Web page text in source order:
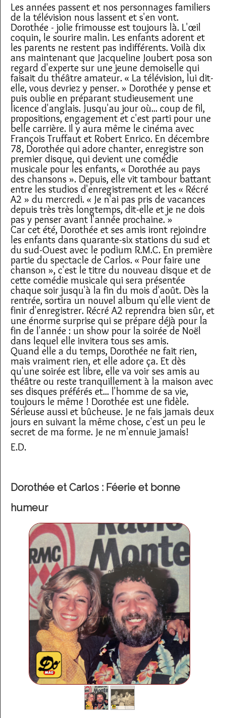
Les années passent et nos personnages familiers
de la télévision nous lassent et s'en vont.
Dorothée - jolie frimousse est toujours là. L'œil
coquin, le sourire malin. Les enfants adorent et
les parents ne restent pas indifférents. Voilà dix
ans maintenant que Jacqueline Joubert posa son
regard d'experte sur une jeune demoiselle qui
faisait du théâtre amateur. « La télévision, lui dit-
elle, vous devriez y penser. » Dorothée y pense et
puis oublie en préparant studieusement une
licence d'anglais. Jusqu'au jour où... coup de fil,
propositions, engagement et c'est parti pour une
belle carrière. Il y aura même le cinéma avec
François Truffaut et Robert Enrico. En décembre
78, Dorothée qui adore chanter, enregistre son
premier disque, qui devient une comédie
musicale pour les enfants, « Dorothée au pays
des chansons ». Depuis, elle vit tambour battant
entre les studios d'enregistrement et les « Récré
A2 » du mercredi. « Je n'ai pas pris de vacances
depuis très très longtemps, dit-elle et je ne dois
pas y penser avant l'année prochaine. »
Car cet été, Dorothée et ses amis iront rejoindre
les enfants dans quarante-six stations du sud et
du sud-Ouest avec le podium R.M.C. En première
partie du spectacle de Carlos. « Pour faire une
chanson », c'est le titre du nouveau disque et de
cette comédie musicale qui sera présentée
chaque soir jusqu'à la fin du mois d'août. Dès la
rentrée, sortira un nouvel album qu'elle vient de
finir d'enregistrer. Récré A2 reprendra bien sûr, et
une énorme surprise qui se prépare déjà pour la
fin de l'année : un show pour la soirée de Noël
dans lequel elle invitera tous ses amis.
Quand elle a du temps, Dorothée ne fait rien,
mais vraiment rien, et elle adore ça. Et dès
qu'une soirée est libre, elle va voir ses amis au
théâtre ou reste tranquillement à la maison avec
ses disques préférés et... l'homme de sa vie,
toujours le même ! Dorothée est une fidèle.
Sérieuse aussi et bûcheuse. Je ne fais jamais deux
jours en suivant la même chose, c'est un peu le
secret de ma forme. Je ne m'ennuie jamais!
E.D.
Dorothée et Carlos : Féerie et bonne
humeur